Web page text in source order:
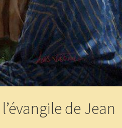
de Jean